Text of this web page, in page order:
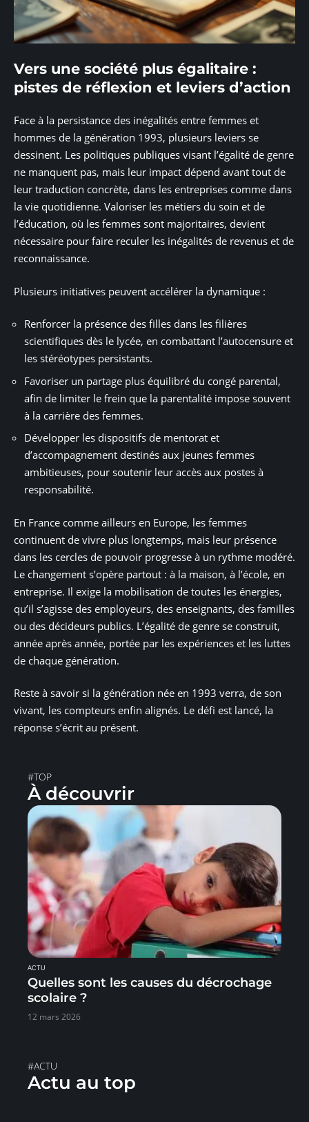
Vers une société plus égalitaire :
pistes de réflexion et leviers d’action
Face à la persistance des inégalités entre femmes et
hommes de la génération 1993, plusieurs leviers se
dessinent. Les politiques publiques visant l’égalité de genre
ne manquent pas, mais leur impact dépend avant tout de
leur traduction concrète, dans les entreprises comme dans
la vie quotidienne. Valoriser les métiers du soin et de
l’éducation, où les femmes sont majoritaires, devient
nécessaire pour faire reculer les inégalités de revenus et de
reconnaissance.
Plusieurs initiatives peuvent accélérer la dynamique :
Renforcer la présence des filles dans les filières
scientifiques dès le lycée, en combattant l’autocensure et
les stéréotypes persistants.
Favoriser un partage plus équilibré du congé parental,
afin de limiter le frein que la parentalité impose souvent
à la carrière des femmes.
Développer les dispositifs de mentorat et
d’accompagnement destinés aux jeunes femmes
ambitieuses, pour soutenir leur accès aux postes à
responsabilité.
En France comme ailleurs en Europe, les femmes
continuent de vivre plus longtemps, mais leur présence
dans les cercles de pouvoir progresse à un rythme modéré.
Le changement s’opère partout : à la maison, à l’école, en
entreprise. Il exige la mobilisation de toutes les énergies,
qu’il s’agisse des employeurs, des enseignants, des familles
ou des décideurs publics. L’égalité de genre se construit,
année après année, portée par les expériences et les luttes
de chaque génération.
Reste à savoir si la génération née en 1993 verra, de son
vivant, les compteurs enfin alignés. Le défi est lancé, la
réponse s’écrit au présent.
#TOP
À découvrir
ACTU
Quelles sont les causes du décrochage
scolaire ?
12 mars 2026
#ACTU
Actu au top